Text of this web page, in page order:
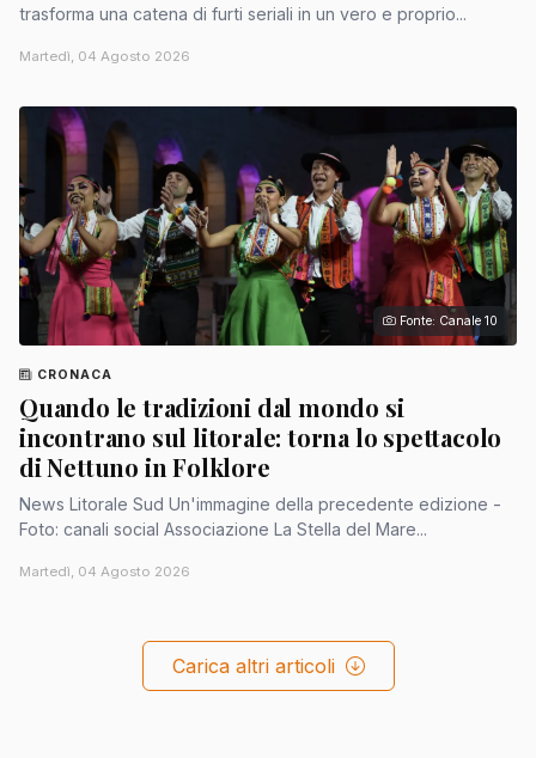
trasforma una catena di furti seriali in un vero e proprio...
Martedì, 04 Agosto 2026
Fonte: Canale 10
CRONACA
Quando le tradizioni dal mondo si
incontrano sul litorale: torna lo spettacolo
di Nettuno in Folklore
News Litorale Sud Un'immagine della precedente edizione -
Foto: canali social Associazione La Stella del Mare...
Martedì, 04 Agosto 2026
Carica altri articoli